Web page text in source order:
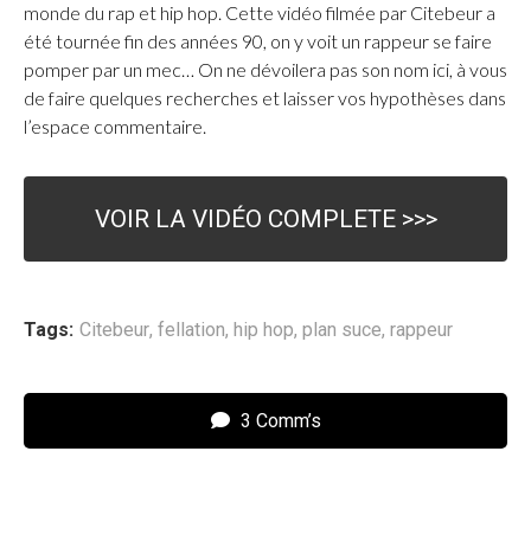
monde du rap et hip hop. Cette vidéo filmée par Citebeur a
été tournée fin des années 90, on y voit un rappeur se faire
pomper par un mec… On ne dévoilera pas son nom ici, à vous
de faire quelques recherches et laisser vos hypothèses dans
l’espace commentaire.
VOIR LA VIDÉO COMPLETE >>>
Tags: Citebeur, fellation, hip hop, plan suce, rappeur
3 Comm’s